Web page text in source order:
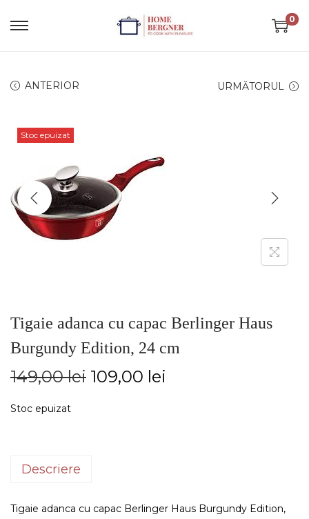
0
ANTERIOR URMĂTORUL
Stoc epuizat
Tigaie adanca cu capac Berlinger Haus
Burgundy Edition, 24 cm
149,00lei 109,00 lei
Stoc epuizat
Descriere
Tigaie adanca cu capac Berlinger Haus Burgundy Edition,